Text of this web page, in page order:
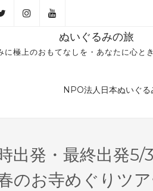
ぬいぐるみの旅
に極上のおもてなしを・あなたに心と
NPO法人日本ぬいぐ
時出発・最終出発5/
のお寺めぐりツ